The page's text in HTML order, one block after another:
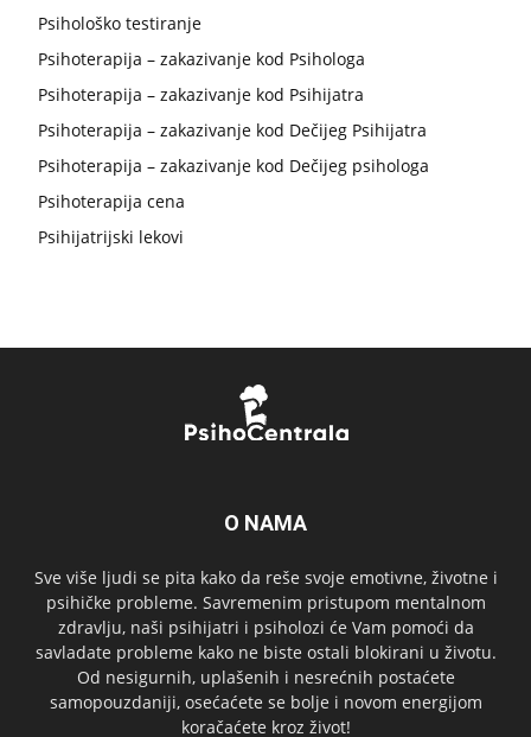
Psihološko testiranje
Psihoterapija – zakazivanje kod Psihologa
Psihoterapija – zakazivanje kod Psihijatra
Psihoterapija – zakazivanje kod Dečijeg Psihijatra
Psihoterapija – zakazivanje kod Dečijeg psihologa
Psihoterapija cena
Psihijatrijski lekovi
O NAMA
Sve više ljudi se pita kako da reše svoje emotivne, životne i
psihičke probleme. Savremenim pristupom mentalnom
zdravlju, naši psihijatri i psiholozi će Vam pomoći da
savladate probleme kako ne biste ostali blokirani u životu.
Od nesigurnih, uplašenih i nesrećnih postaćete
samopouzdaniji, osećaćete se bolje i novom energijom
koračaćete kroz život!